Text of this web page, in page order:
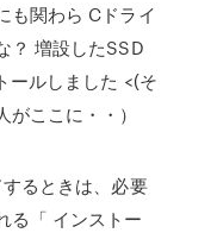
も関わら Cドライ
？ 増設したSSD
ールしました <(そ
ここに・・）
るときは、必要
る「 インストー